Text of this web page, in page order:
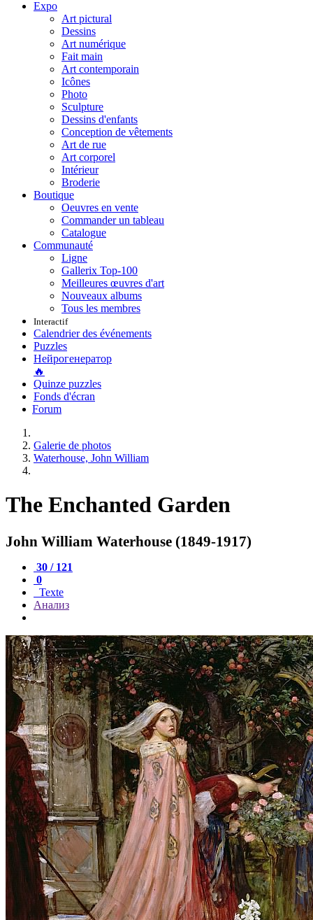
Expo
Art pictural
Dessins
Art numérique
Fait main
Art contemporain
Icônes
Photo
Sculpture
Dessins d'enfants
Conception de vêtements
Art de rue
Art corporel
Intérieur
Broderie
Boutique
Oeuvres en vente
Commander un tableau
Catalogue
Communauté
Ligne
Gallerix Top-100
Meilleures œuvres d'art
Nouveaux albums
Tous les membres
Interactif
Calendrier des événements
Puzzles
Нейрогенератор
🔥
Quinze puzzles
Fonds d'écran
Forum
Galerie de photos
Waterhouse, John William
The Enchanted Garden
John William Waterhouse (1849-1917)
30 / 121
0
Texte
Анализ